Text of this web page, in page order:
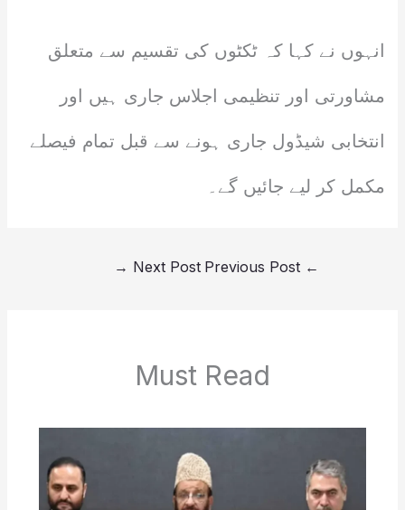
انہوں نے کہا کہ ٹکٹوں کی تقسیم سے متعلق
مشاورتی اور تنظیمی اجلاس جاری ہیں اور
انتخابی شیڈول جاری ہونے سے قبل تمام فیصلے
مکمل کر لیے جائیں گے۔
←
Next Post
→
Must Read